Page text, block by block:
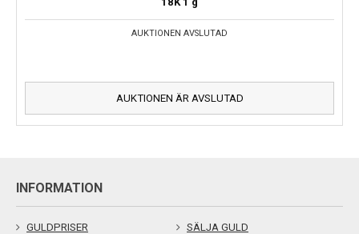
AUKTIONEN AVSLUTAD
AUKTIONEN ÄR AVSLUTAD
INFORMATION
GULDPRISER
SÄLJA GULD